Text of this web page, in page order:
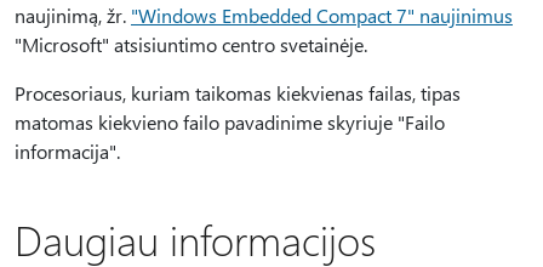
naujinimą, žr. "Windows Embedded Compact 7" naujinimus
"Microsoft" atsisiuntimo centro svetainėje.
Procesoriaus, kuriam taikomas kiekvienas failas, tipas
matomas kiekvieno failo pavadinime skyriuje "Failo
informacija".
Daugiau informacijos